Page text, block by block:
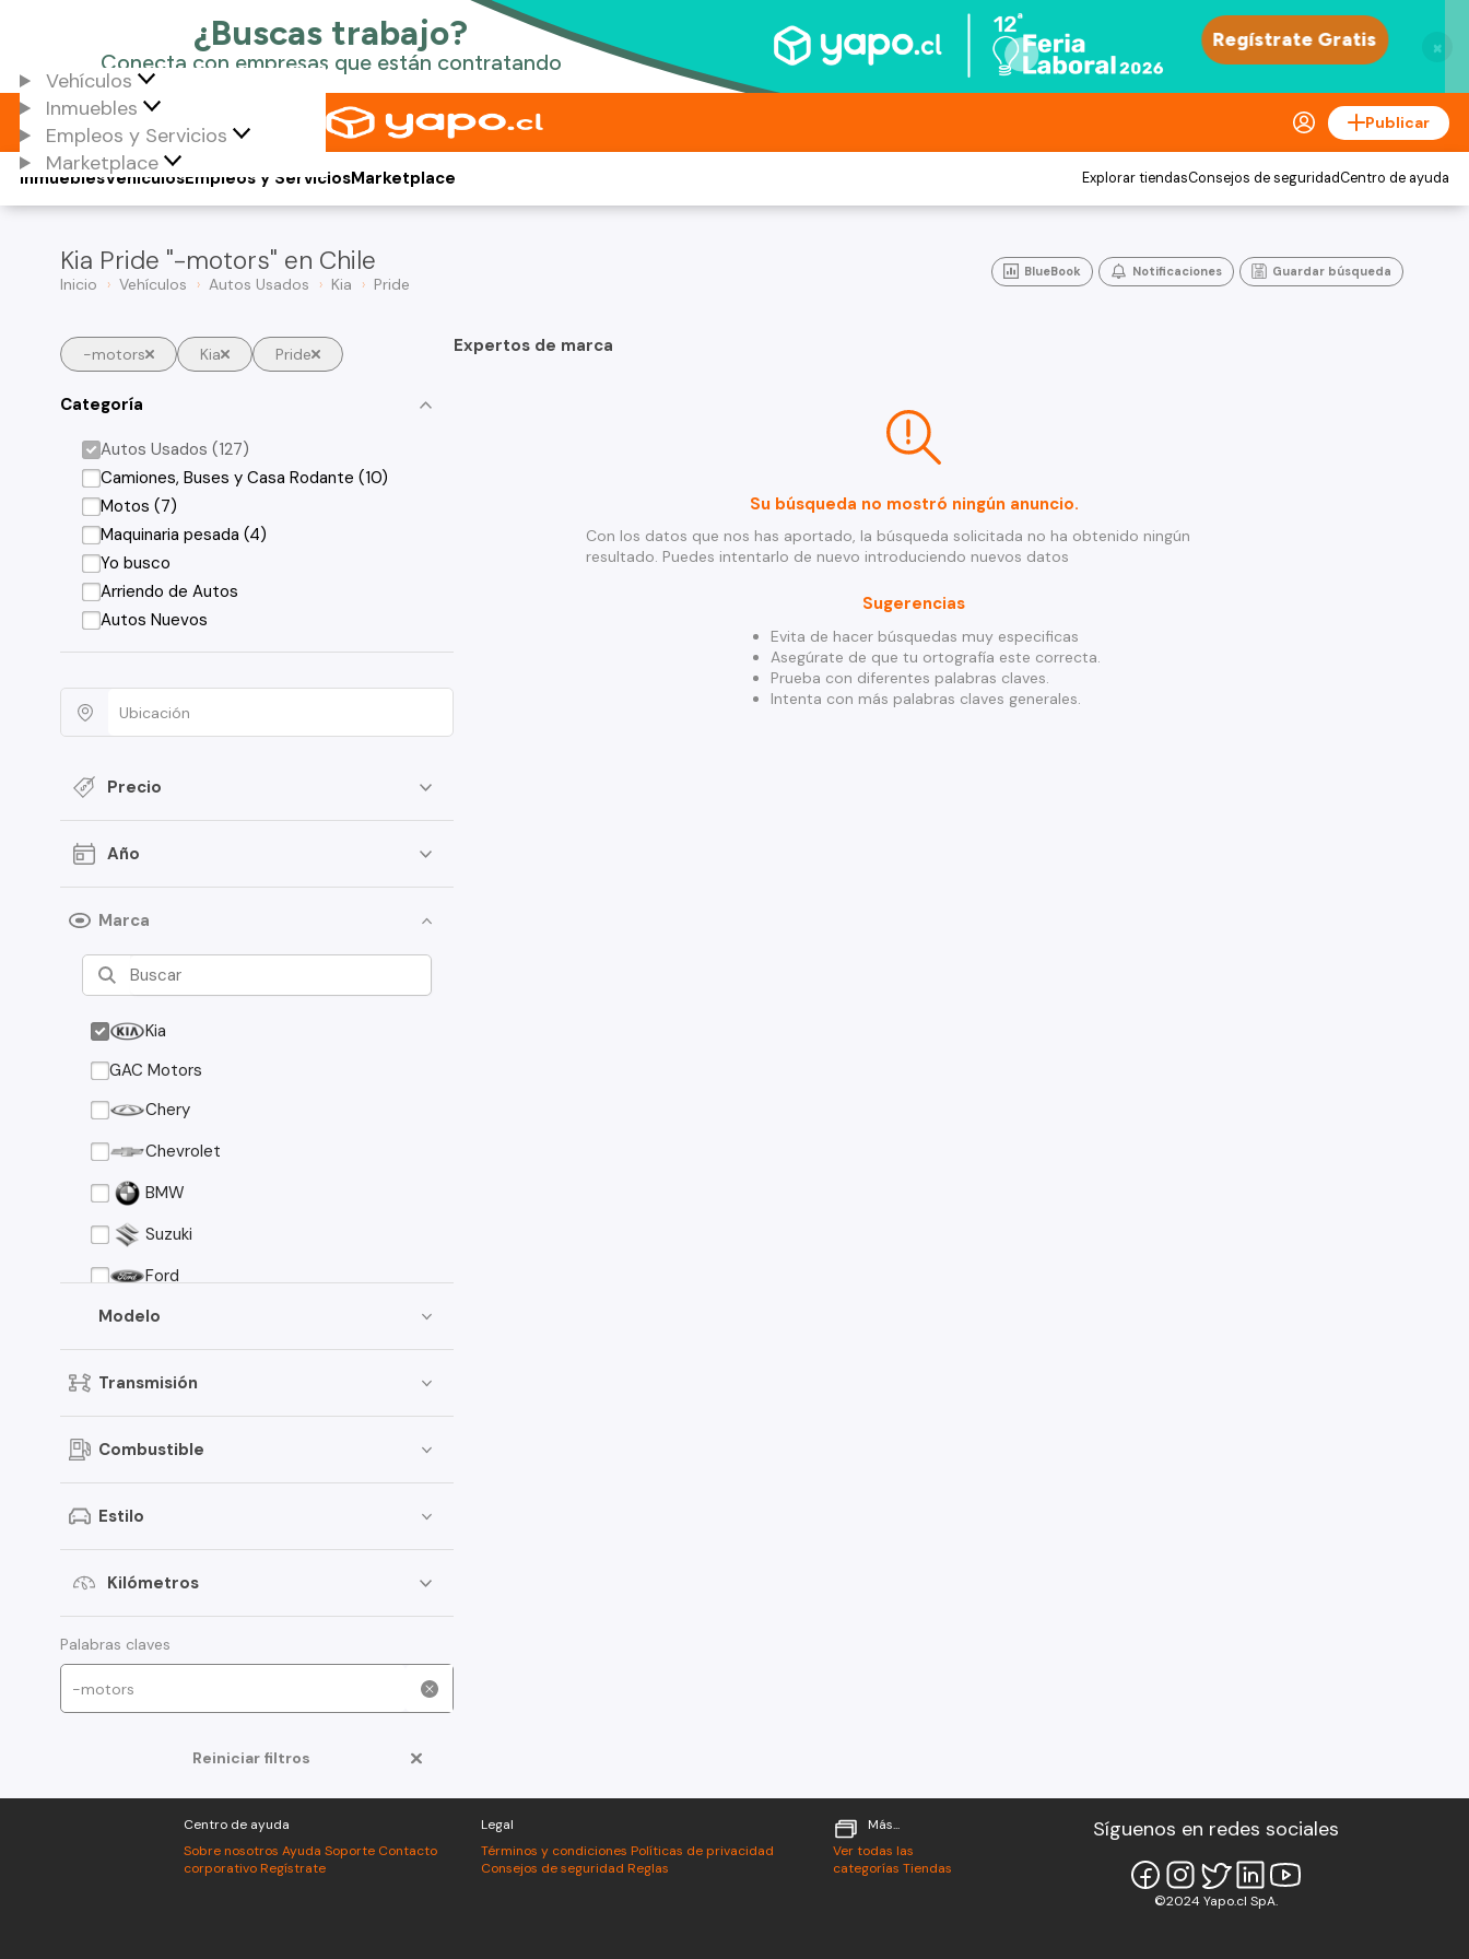
×
Vehículos
Inmuebles
Empleos y Servicios
Marketplace
Publicar
Vehículos
Inmuebles Empleos y ServiciosMarketplace Explorar tiendasConsejos de seguridadCentro de ayuda
Kia Pride "-motors" en Chile
Inicio Vehículos Autos Usados Kia Pride
BlueBook Notificaciones Guardar búsqueda
-motors Kia Pride
Categoría
Autos Usados (127)
Camiones, Buses y Casa Rodante (10)
Motos (7)
Maquinaria pesada (4)
Yo busco
Arriendo de Autos
Autos Nuevos
Precio
Año
Marca
Kia
GAC Motors
Chery
Chevrolet
BMW
Suzuki
Ford
Asia Motors
Mazda
Nissan
Peugeot
Foton
American Motors
Modelo
Transmisión
Combustible
Estilo
Kilómetros
Palabras claves
Reiniciar filtros
Expertos de marca
Su búsqueda no mostró ningún anuncio.
Con los datos que nos has aportado, la búsqueda solicitada no ha obtenido ningún
resultado. Puedes intentarlo de nuevo introduciendo nuevos datos
Sugerencias
Evita de hacer búsquedas muy especificas
Asegúrate de que tu ortografía este correcta.
Prueba con diferentes palabras claves.
Intenta con más palabras claves generales.
Centro de ayuda
Sobre nosotros Ayuda Soporte Contacto
corporativo Regístrate
Legal
Términos y condiciones Políticas de privacidad
Consejos de seguridad Reglas
Más...
Ver todas las
categorías Tiendas
Síguenos en redes sociales
©2024 Yapo.cl SpA.